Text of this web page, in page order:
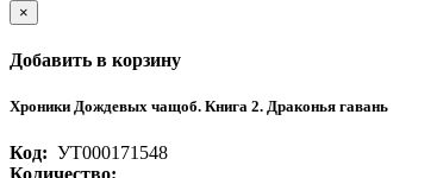
×
Добавить в корзину
Хроники Дождевых чащоб. Книга 2. Драконья гавань
Код: УТ000171548